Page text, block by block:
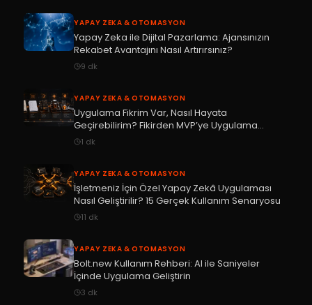
YAPAY ZEKA & OTOMASYON
Yapay Zeka ile Dijital Pazarlama: Ajansınızın
Rekabet Avantajını Nasıl Artırırsınız?
9 dk
YAPAY ZEKA & OTOMASYON
Uygulama Fikrim Var, Nasıl Hayata
Geçirebilirim? Fikirden MVP’ye Uygulama
Geliştirme Rehberi
1 dk
YAPAY ZEKA & OTOMASYON
İşletmeniz İçin Özel Yapay Zekâ Uygulaması
Nasıl Geliştirilir? 15 Gerçek Kullanım Senaryosu
11 dk
YAPAY ZEKA & OTOMASYON
Bolt.new Kullanım Rehberi: AI ile Saniyeler
İçinde Uygulama Geliştirin
3 dk